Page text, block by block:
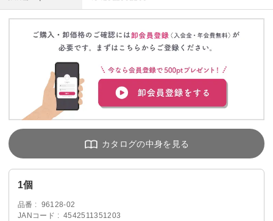
1個
品番
96128-02
JANコード
4542511351203